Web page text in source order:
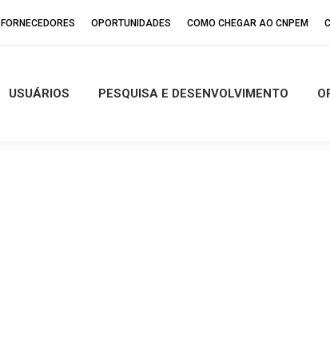
FORNECEDORES OPORTUNIDADES COMO CHEGAR AO CNPEM
USUÁRIOS PESQUISA E DESENVOLVIMENTO